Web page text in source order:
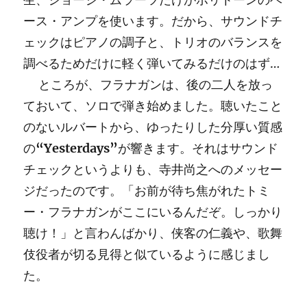
ース・アンプを使います。だから、サウンドチ
ェックはピアノの調子と、トリオのバランスを
調べるためだけに軽く弾いてみるだけのはず…
ところが、フラナガンは、後の二人を放っ
ておいて、ソロで弾き始めました。聴いたこと
のないルバートから、ゆったりした分厚い質感
の“Yesterdays”が響きます。それはサウンド
チェックというよりも、寺井尚之へのメッセー
ジだったのです。「お前が待ち焦がれたトミ
ー・フラナガンがここにいるんだぞ。しっかり
聴け！」と言わんばかり、侠客の仁義や、歌舞
伎役者が切る見得と似ているように感じまし
た。